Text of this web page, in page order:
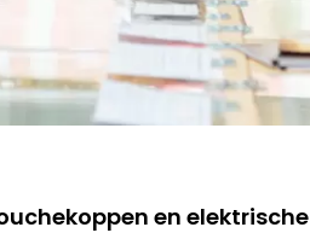
en elektrische